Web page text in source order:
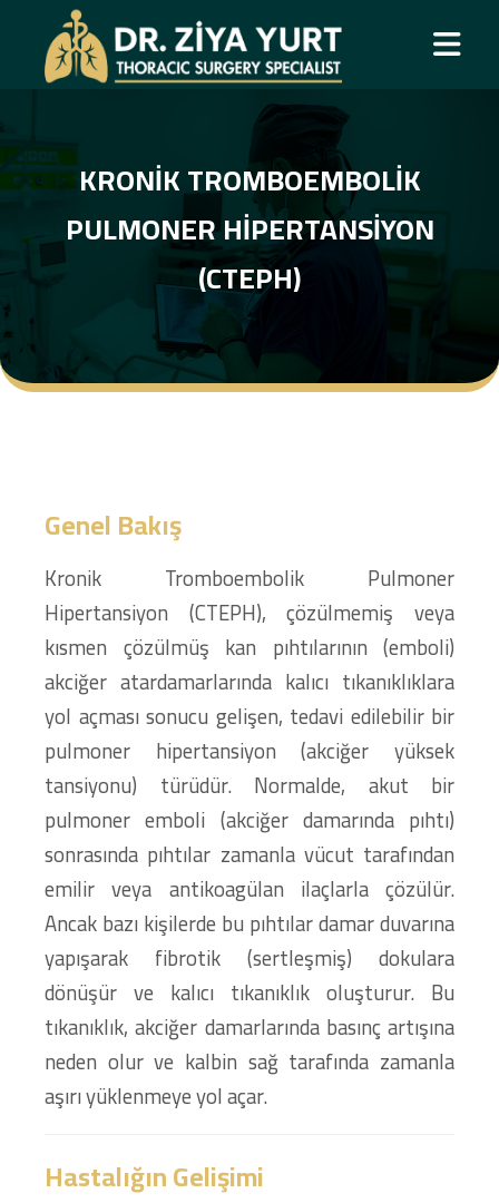
KRONIK TROMBOEMBOLIK
PULMONER HIPERTANSIYON
(CTEPH)
Genel Bakış
Kronik Tromboembolik Pulmoner
Hipertansiyon (CTEPH), çözülmemiş veya
kısmen çözülmüş kan pıhtılarının (emboli)
akciğer atardamarlarında kalıcı tıkanıklıklara
yol açması sonucu gelişen, tedavi edilebilir bir
pulmoner hipertansiyon (akciğer yüksek
tansiyonu) türüdür. Normalde, akut bir
pulmoner emboli (akciğer damarında pıhtı)
sonrasında pıhtılar zamanla vücut tarafından
emilir veya antikoagülan ilaçlarla çözülür.
Ancak bazı kişilerde bu pıhtılar damar duvarına
yapışarak fibrotik (sertleşmiş) dokulara
dönüşür ve kalıcı tıkanıklık oluşturur. Bu
tıkanıklık, akciğer damarlarında basınç artışına
neden olur ve kalbin sağ tarafında zamanla
aşırı yüklenmeye yol açar.
Hastalığın Gelişimi